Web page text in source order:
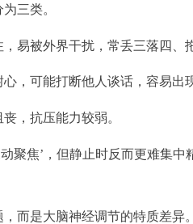
三类。
易被外界干扰，常丢三落四、
，可能打断他人谈话，容易出
，抗压能力较弱。
聚焦’，但静止时反而更难集
而是大脑神经调节的特质差